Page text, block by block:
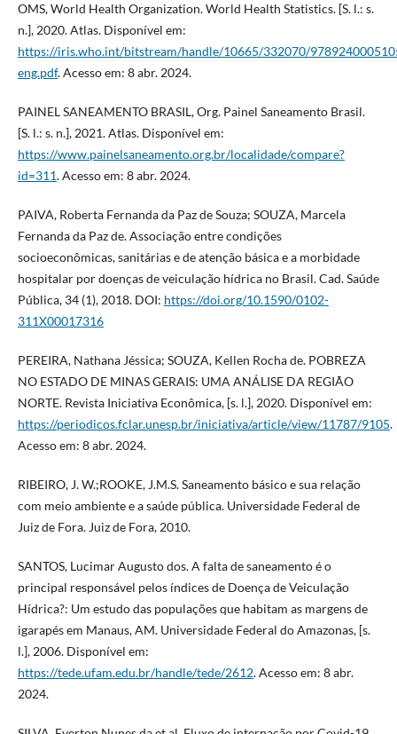
OMS, World Health Organization. World Health Statistics. [S. l.: s.
n.], 2020. Atlas. Disponível em:
https://iris.who.int/bitstream/handle/10665/332070/
eng.pdf. Acesso em: 8 abr. 2024.
PAINEL SANEAMENTO BRASIL, Org. Painel Saneamento Brasil.
[S. l.: s. n.], 2021. Atlas. Disponível em:
https://www.painelsaneamento.org.br/localidade/compare?
id=311. Acesso em: 8 abr. 2024.
PAIVA, Roberta Fernanda da Paz de Souza; SOUZA, Marcela
Fernanda da Paz de. Associação entre condições
socioeconômicas, sanitárias e de atenção básica e a morbidade
hospitalar por doenças de veiculação hídrica no Brasil. Cad. Saúde
Pública, 34 (1), 2018. DOI: https://doi.org/10.1590/0102-
311X00017316
PEREIRA, Nathana Jéssica; SOUZA, Kellen Rocha de. POBREZA
NO ESTADO DE MINAS GERAIS: UMA ANÁLISE DA REGIÃO
NORTE. Revista Iniciativa Econômica, [s. l.], 2020. Disponível em:
https://periodicos.fclar.unesp.br/iniciativa/article/view/11787/9105.
Acesso em: 8 abr. 2024.
RIBEIRO, J. W.;ROOKE, J.M.S. Saneamento básico e sua relação
com meio ambiente e a saúde pública. Universidade Federal de
Juiz de Fora. Juiz de Fora, 2010.
SANTOS, Lucimar Augusto dos. A falta de saneamento é o
principal responsável pelos índices de Doença de Veiculação
Hídrica?: Um estudo das populações que habitam as margens de
igarapés em Manaus, AM. Universidade Federal do Amazonas, [s.
l.], 2006. Disponível em:
https://tede.ufam.edu.br/handle/tede/2612. Acesso em: 8 abr.
2024.